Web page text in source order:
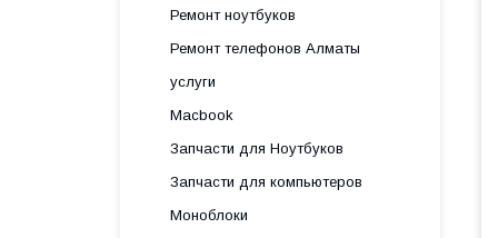
Ремонт ноутбуков
Ремонт телефонов Алматы
услуги
Macbook
Запчасти для Ноутбуков
Запчасти для компьютеров
Моноблоки